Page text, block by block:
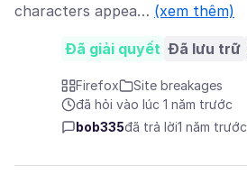
characters appea… (xem thêm)
Đã giải quyết Đã lưu trữ
Firefox
Site breakages
đã hỏi vào lúc 1 năm trước
bob335đã trả lời1 năm trước